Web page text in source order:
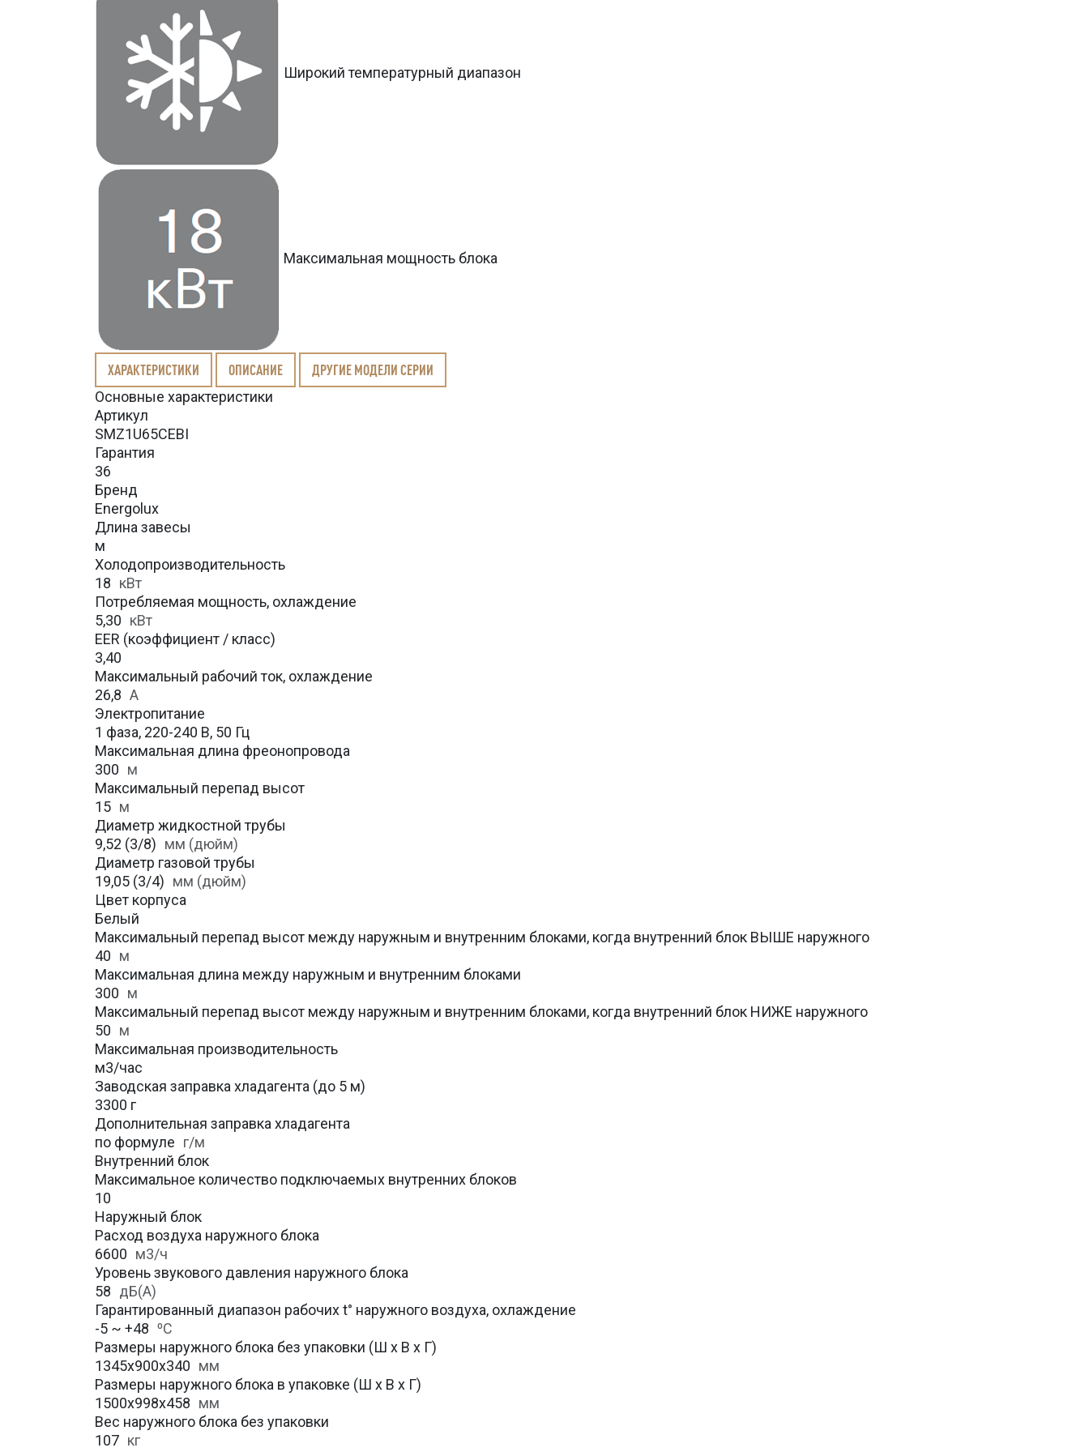
Широкий температурный диапазон
Максимальная мощность блока
ХАРАКТЕРИСТИКИ ОПИСАНИЕ ДРУГИЕ МОДЕЛИ СЕРИИ
Основные характеристики
Артикул
SMZ1U65CEBI
Гарантия
36
Бренд
Energolux
Длина завесы
м
Холодопроизводительность
18 кВт
Потребляемая мощность, охлаждение
5,30 кВт
EER (коэффициент / класс)
3,40
Максимальный рабочий ток, охлаждение
26,8 A
Электропитание
1 фаза, 220-240 В, 50 Гц
Максимальная длина фреонопровода
300 м
Максимальный перепад высот
15 м
Диаметр жидкостной трубы
9,52 (3/8) мм (дюйм)
Диаметр газовой трубы
19,05 (3/4) мм (дюйм)
Цвет корпуса
Белый
Максимальный перепад высот между наружным и внутренним блоками, когда внутренний блок ВЫШЕ наружного
40 м
Максимальная длина между наружным и внутренним блоками
300 м
Максимальный перепад высот между наружным и внутренним блоками, когда внутренний блок НИЖЕ наружного
50 м
Максимальная производительность
м3/час
Заводская заправка хладагента (до 5 м)
3300 г
Дополнительная заправка хладагента
по формуле г/м
Внутренний блок
Максимальное количество подключаемых внутренних блоков
10
Наружный блок
Расход воздуха наружного блока
6600 м3/ч
Уровень звукового давления наружного блока
58 дБ(А)
Гарантированный диапазон рабочих t° наружного воздуха, охлаждение
-5 ~ +48 ⁰С
Размеры наружного блока без упаковки (Ш х В х Г)
1345х900х340 мм
Размеры наружного блока в упаковке (Ш х В х Г)
1500х998x458 мм
Вес наружного блока без упаковки
107 кг